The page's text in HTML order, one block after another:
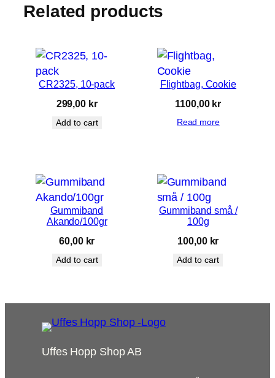
a
Related products
CR2325, 10-pack
299,00 kr
Add to cart
Flightbag, Cookie
1100,00 kr
Read more
Gummiband
Akando/100gr
60,00 kr
Add to cart
Gummiband små /
100g
100,00 kr
Add to cart
Uffes Hopp Shop AB